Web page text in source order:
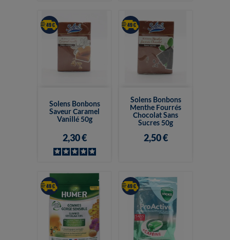
Solens Bonbons
Saveur Caramel
Vanillé 50g
2,30 €
Solens Bonbons
Menthe Fourrés
Chocolat Sans
Sucres 50g
2,50 €